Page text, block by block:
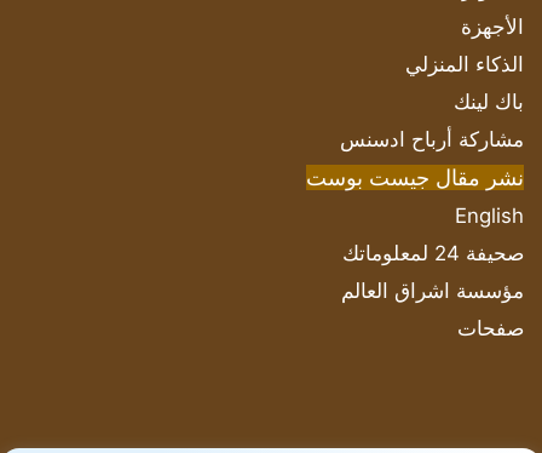
الأجهزة
الذكاء المنزلي
باك لينك
مشاركة أرباح ادسنس
نشر مقال جيست بوست
English
صحيفة 24 لمعلوماتك
مؤسسة اشراق العالم
صفحات